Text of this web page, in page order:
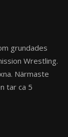
grundades
Wrestling.
Närmaste
tar ca 5